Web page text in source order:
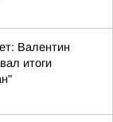
Валентин
итоги